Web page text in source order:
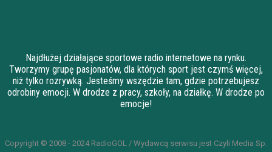
Najdłużej działające sportowe radio internetowe na rynku.
Tworzymy grupę pasjonatów, dla których sport jest czymś więcej,
niż tylko rozrywką. Jesteśmy wszędzie tam, gdzie potrzebujesz
odrobiny emocji. W drodze z pracy, szkoły, na działkę. W drodze po
emocje!
Copyright © 2008 - 2024 RadioGOL / Wydawcą serwisu jest Czyli Media Sp.